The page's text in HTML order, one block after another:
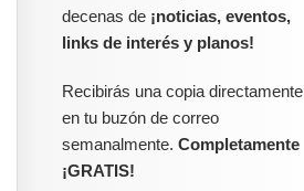
decenas de ¡noticias, eventos,
links de interés y planos!
Recibirás una copia directamente
en tu buzón de correo
semanalmente. Completamente
¡GRATIS!